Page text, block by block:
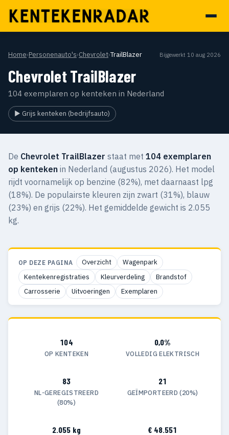
Home›Personenauto's›Chevrolet›TrailBlazer Bijgewerkt 10 aug 2026
Chevrolet TrailBlazer
104 exemplaren op kenteken in Nederland
▶ Grijs kenteken (bedrijfsauto)
De Chevrolet TrailBlazer staat met 104 exemplaren
op kenteken in Nederland (augustus 2026). Het model
rijdt voornamelijk op benzine (82%), met daarnaast lpg
(18%). De populairste kleuren zijn zwart (31%), blauw
(23%) en grijs (22%). Het gemiddelde gewicht is 2.055
kg.
OP DEZE PAGINA Overzicht
Wagenpark
Kentekenregistraties
Kleurverdeling
Brandstof
Carrosserie
Uitvoeringen Exemplaren
104
OP KENTEKEN
0,0%
VOLLEDIG ELEKTRISCH
83
NL-GEREGISTREERD
(80%)
21
GEÏMPORTEERD (20%)
2.055 kg € 48.551